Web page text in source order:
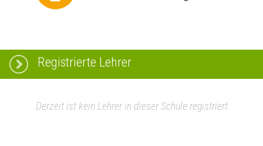
Registrierte Lehrer
Derzeit ist kein Lehrer in dieser Schule registriert